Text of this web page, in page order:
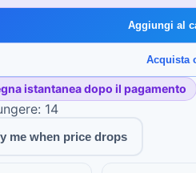
Aggiungi al
Acquista
istantanea dopo il pagamento
14
me when price drops